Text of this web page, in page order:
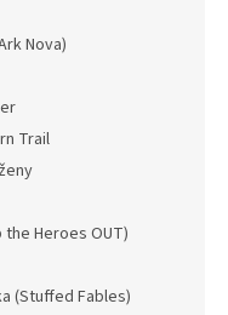
Nova)
Trail
Heroes OUT)
(Stuffed Fables)